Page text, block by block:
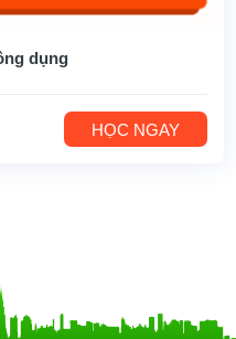
dụng
HỌC NGAY